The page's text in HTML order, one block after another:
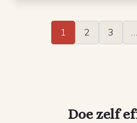
1 2 3 …
Doe zelf